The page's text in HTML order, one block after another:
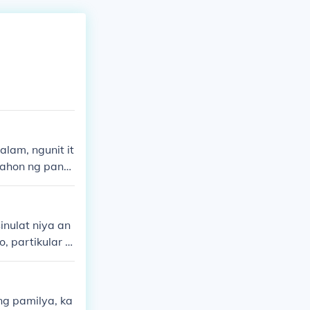
ngunit it
ng pana
ng panitikan
tungkol sa
niya an
partikular s
ng tao at a
pamilya, ka